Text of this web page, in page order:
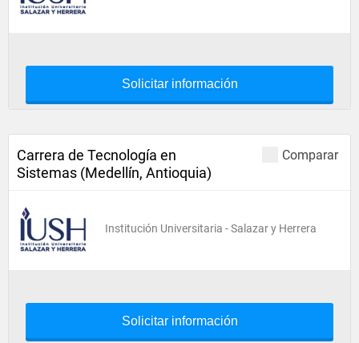
Solicitar información
Comparar
Carrera de Tecnología en
Sistemas (Medellín, Antioquia)
Institución Universitaria - Salazar y Herrera
Solicitar información